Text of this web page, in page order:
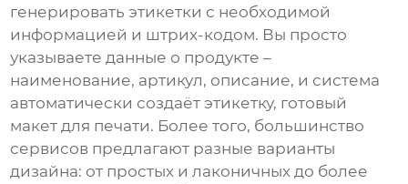
генерировать этикетки с необходимой
информацией и штрих-кодом. Вы просто
указываете данные о продукте –
наименование, артикул, описание, и система
автоматически создаёт этикетку, готовый
макет для печати. Более того, большинство
сервисов предлагают разные варианты
дизайна: от простых и лаконичных до более